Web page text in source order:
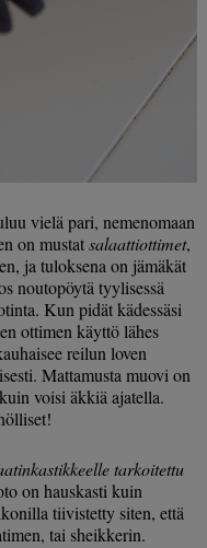
vielä pari, nemenomaan
on mustatsalaattiottimet,
ja tuloksena on jämäkät
noutopöytä tyylisessä
Kun pidät kädessäsi
ottimen käyttö lähes
reilun loven
Mattamusta muovi on
voisi äkkiä ajatella.
tarkoitettu
on hauskasti kuin
tiivistetty siten, että
tai sheikkerin.